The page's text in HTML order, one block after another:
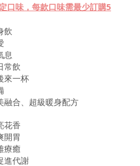
口味，每款口味需最少訂購5
飲
息
常飲
來一杯
融合、超級暖身配方
花香
開胃
療癒
進代謝